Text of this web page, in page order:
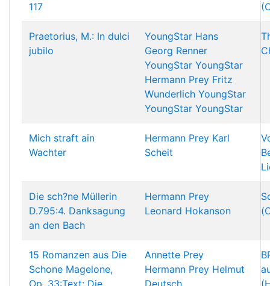
117
Praetorius, M.: In dulci
jubilo
YoungStar Hans
Georg Renner
YoungStar YoungStar
Hermann Prey Fritz
Wunderlich YoungStar
YoungStar YoungStar
Mich straft ain
Wachter
Hermann Prey Karl
Scheit
Die sch?ne Müllerin
D.795:4. Danksagung
an den Bach
Hermann Prey
Leonard Hokanson
15 Romanzen aus Die
Schone Magelone,
Op. 33:Text: Die
Annette Prey
Hermann Prey Helmut
Deutsch